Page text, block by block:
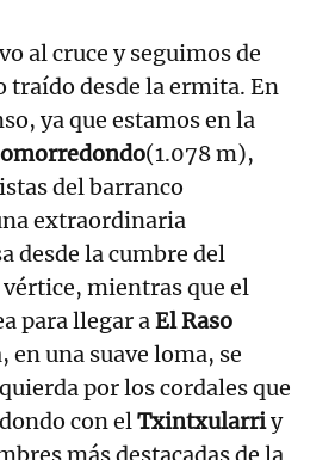
al cruce y seguimos de
traído desde la ermita. En
ya que estamos en la
(1.078 m),
del barranco
extraordinaria
desde la cumbre del
mientras que el
para llegar aEl Raso
en una suave loma, se
por los cordales que
con elTxintxularriy